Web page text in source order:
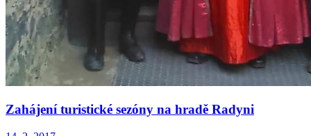
Zahájení turistické sezóny na hradě Radyni